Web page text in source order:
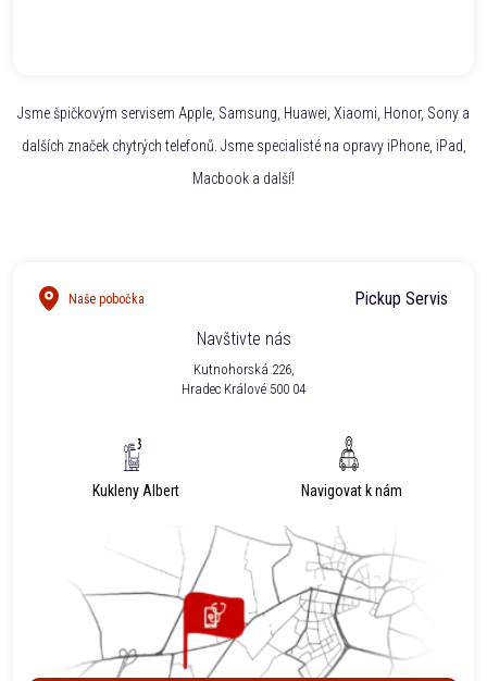
Jsme špičkovým servisem Apple, Samsung, Huawei, Xiaomi, Honor, Sony a
dalších značek chytrých telefonů. Jsme specialisté na opravy iPhone, iPad,
Macbook a další!
Naše pobočka
Pickup Servis
Navštivte nás
Kutnohorská 226,
Hradec Králové 500 04
Kukleny Albert Navigovat k nám